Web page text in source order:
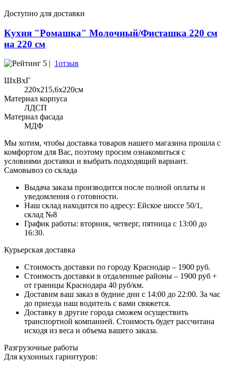
Доступно для доставки
Кухня "Ромашка" Молочный/Фисташка 220 см
на 220 см
5 | 1отзыв
ШхВхГ
220x215,6х220см
Материал корпуса
ЛДСП
Материал фасада
МДФ
Мы хотим, чтобы доставка товаров нашего магазина прошла с
комфортом для Вас, поэтому просим ознакомиться с
условиями доставки и выбрать подходящий вариант.
Самовывоз со склада
Выдача заказа производится после полной оплаты и
уведомления о готовности.
Наш склад находится по адресу: Ейское шоссе 50/1,
склад №8
График работы: вторник, четверг, пятница с 13:00 до
16:30.
Курьерская доставка
Стоимость доставки по городу Краснодар – 1900 руб.
Стоимость доставки в отдаленные районы – 1900 руб +
от границы Краснодара 40 руб/км.
Доставим ваш заказ в будние дни с 14:00 до 22:00. За час
до приезда наш водитель с вами свяжется.
Доставку в другие города сможем осуществить
транспортной компанией. Стоимость будет рассчитана
исходя из веса и объема вашего заказа.
Разгрузочные работы
Для кухонных гарнитуров: